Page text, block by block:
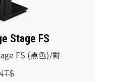
Stage FS
FS (黑色)/對